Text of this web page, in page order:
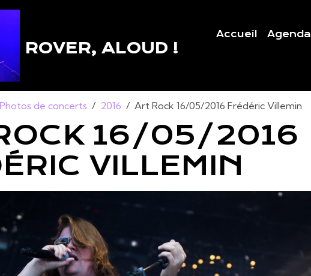
ROVER, ALOUD !
Accueil Agenda
Photos de concerts 2016 Art Rock 16/05/2016 Frédéric Villemin
16/05/2016
VILLEMIN